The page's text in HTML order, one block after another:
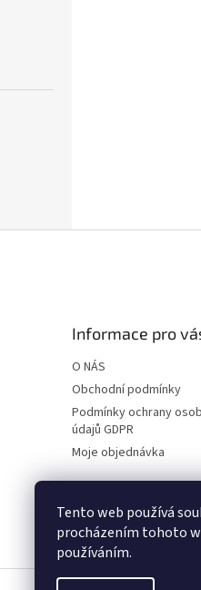
Tento web používá
procházením tohoto
používáním.
Informace pro
O NÁS
Obchodní podmínky
Podmínky ochrany
údajů GDPR
Moje objednávka